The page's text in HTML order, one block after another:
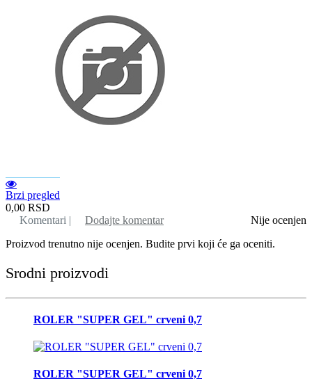
Brzi pregled
0,00 RSD
Nije ocenjen
Komentari |
Dodajte komentar
Proizvod trenutno nije ocenjen. Budite prvi koji će ga oceniti.
Srodni proizvodi
ROLER "SUPER GEL" crveni 0,7
ROLER "SUPER GEL" crveni 0,7